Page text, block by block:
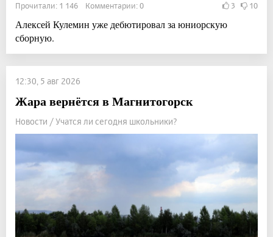
Прочитали: 1 146 Комментарии: 0 3 10
Алексей Кулемин уже дебютировал за юниорскую
сборную.
12:30, 5 авг 2026
Жара вернётся в Магнитогорск
Новости / Учатся ли сегодня школьники?